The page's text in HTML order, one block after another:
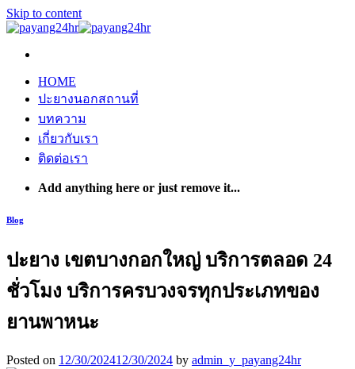
Skip to content
HOME
ปะยางนอกสถานที่
บทความ
เกี่ยวกับเรา
ติดต่อเรา
Add anything here or just remove it...
Blog
ปะยาง เขตบางกอกใหญ่ บริการตลอด 24
ชั่วโมง บริการครบวงจรทุกประเภทของ
ยานพาหนะ
Posted on 12/30/202412/30/2024 by admin_y_payang24hr